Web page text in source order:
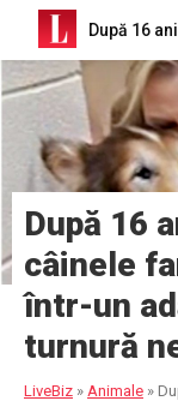
După 16
câinele
într-un
turnură
LiveBiz » Animale »